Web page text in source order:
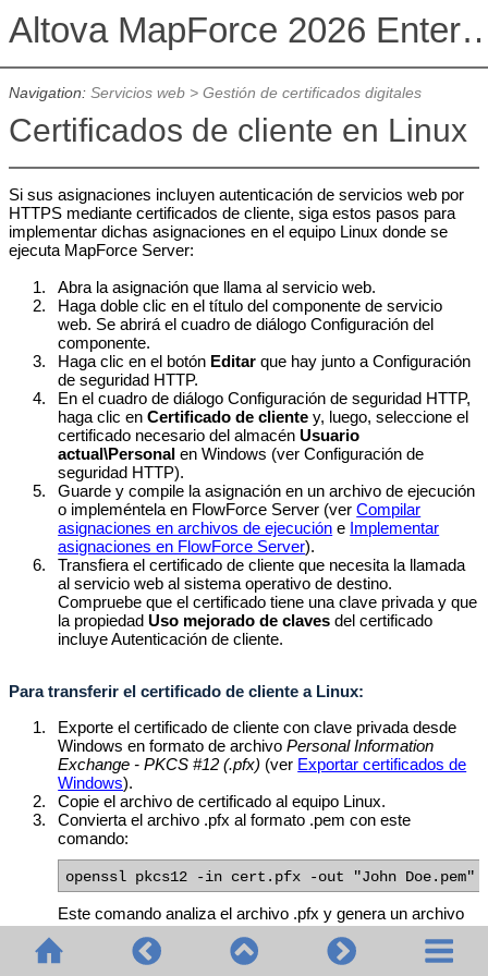
Altova MapForce 2026
Navigation: Servicios web> Gestión de certificados digitales
Certificados de cliente en Linux
Si sus asignaciones incluyen autenticación de servicios web por
HTTPS mediante certificados de cliente, siga estos pasos para
implementar dichas asignaciones en el equipo Linux donde se
ejecuta MapForce Server:
1.
Abra la asignación que llama al servicio web.
2.
Haga doble clic en el título del componente de servicio
web. Se abrirá el cuadro de diálogo Configuración del
componente.
3.
Haga clic en el botón Editar que hay junto a Configuración
de seguridad HTTP.
4.
En el cuadro de diálogo Configuración de seguridad HTTP,
haga clic enCertificado de cliente y, luego, seleccione el
certificado necesario del almacénUsuario
actual\Personal en Windows (ver Configuración de
seguridad HTTP).
5.
Guarde y compile la asignación en un archivo de ejecución
o impleméntela en FlowForce Server (verCompilar
asignaciones en archivos de ejecución e Implementar
asignaciones en FlowForce Server).
6.
Transfiera el certificado de cliente que necesita la llamada
al servicio web al sistema operativo de destino.
Compruebe que el certificado tiene una clave privada y que
la propiedadUso mejorado de claves del certificado
incluye Autenticación de cliente.
Para transferir el certificado de cliente a Linux:
1.
Exporte el certificado de cliente con clave privada desde
Windows en formato de archivoPersonal Information
Exchange - PKCS #12 (.pfx) (ver Exportar certificados de
Windows).
2.
Copie el archivo de certificado al equipo Linux.
3.
Convierta el archivo .pfx al formato .pem con este
comando:
openssl pkcs12 -in cert.pfx -out "John Doe.pem" -
Este comando analiza el archivo .pfx y genera un archivo
.pem sin cifrar la clave privada.Los certificados con clave
privada cifrada piden una contraseña y no son compatibles
con ejecuciones en el servidor.